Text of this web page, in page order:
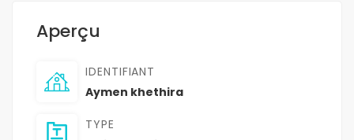
Aperçu
IDENTIFIANT
Aymen khethira
TYPE